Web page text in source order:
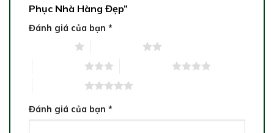
Phục Nhà Hàng Đẹp”
Đánh giá của bạn *
Đánh giá của bạn *